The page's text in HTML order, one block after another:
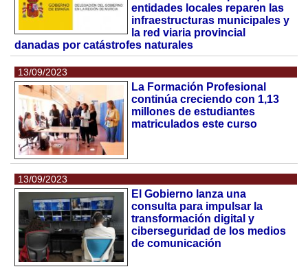
entidades locales reparen las
infraestructuras municipales y
la red viaria provincial
danadas por catástrofes naturales
13/09/2023
La Formación Profesional
continúa creciendo con 1,13
millones de estudiantes
matriculados este curso
13/09/2023
El Gobierno lanza una
consulta para impulsar la
transformación digital y
ciberseguridad de los medios
de comunicación